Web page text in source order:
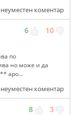
коментар
6 10
по
но може и да
аро...
коментар
8 3